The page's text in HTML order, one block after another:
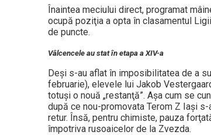
Înaintea meciului direct, programat
ocu­pă poziţia a opta în clasamentul
de puncte.
Vâlcencele au stat în etapa a XIV-a
Deşi s-au aflat în imposibilitatea de a
februarie), elevele lui Jakob
totuşi o nouă „restanţă”. Aşa cum se
după ce nou-promovata Terom Z Iaşi
retur. Însă, pentru chimiste, pauza
împotriva rusoaicelor de la Zvezda.